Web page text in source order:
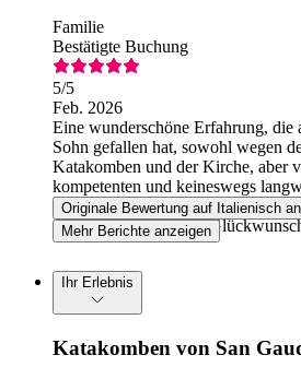
Familie
Bestätigte Buchung
5/5
Feb. 2026
Eine wunderschöne Erfahrung, die
Sohn gefallen hat, sowohl wegen
Katakomben und der Kirche, aber
kompetenten und keineswegs
sympathischen und
Antonella. Herzlichen
Originale Bewertung auf Italienisch
Mehr Berichte anzeigen
Ihr Erlebnis
Katakomben von San